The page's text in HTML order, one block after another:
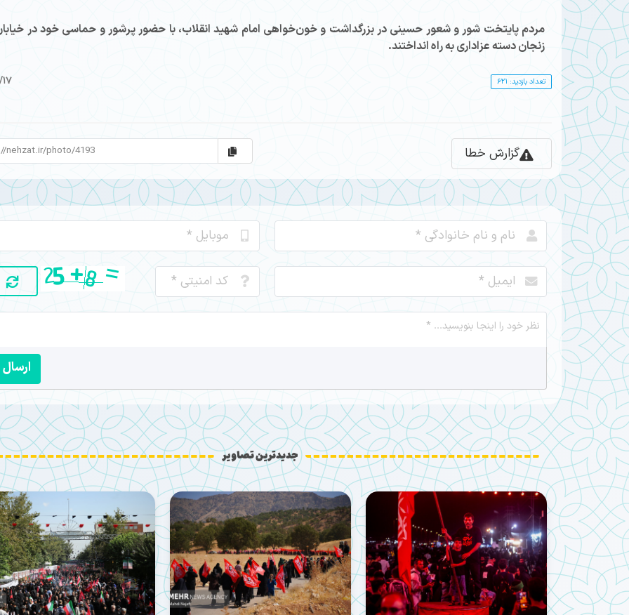
مردم پایتخت شور و شعور حسینی در بزرگداشت و خون‌خواهی امام شهید انقلاب، با حضور پرشور و حماسی خود در
زنجان دسته عزاداری به راه انداختند.
تعداد بازدید: 621
گزارش خطا
ارسال
جدیدترین تصاویر